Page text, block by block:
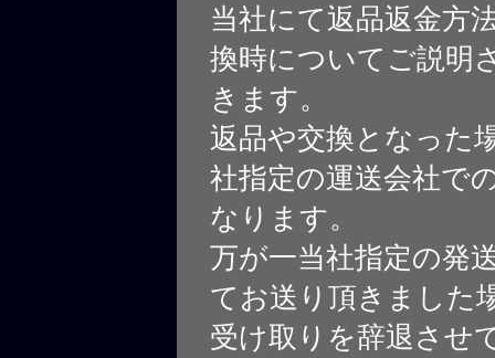
当社にて返品返金方
換時についてご説明
きます。
返品や交換となった
社指定の運送会社で
なります。
万が一当社指定の発
てお送り頂きました
受け取りを辞退させ